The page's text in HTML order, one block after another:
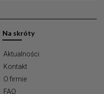
Na skróty
Aktualności
Kontakt
O firmie
FAQ